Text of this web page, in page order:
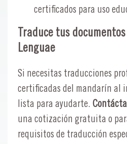
certificados para uso
Traduce tus
Lenguae
Si necesitas traducciones
certificadas del mandarín al
lista para ayudarte.
una cotización gratuita o
requisitos de traducción